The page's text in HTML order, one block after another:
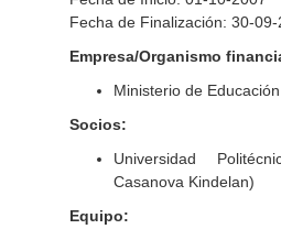
Fecha de Finalización: 30-
Empresa/Organismo
Ministerio de
Socios:
Universidad
Casanova Kindelan)
Equipo: